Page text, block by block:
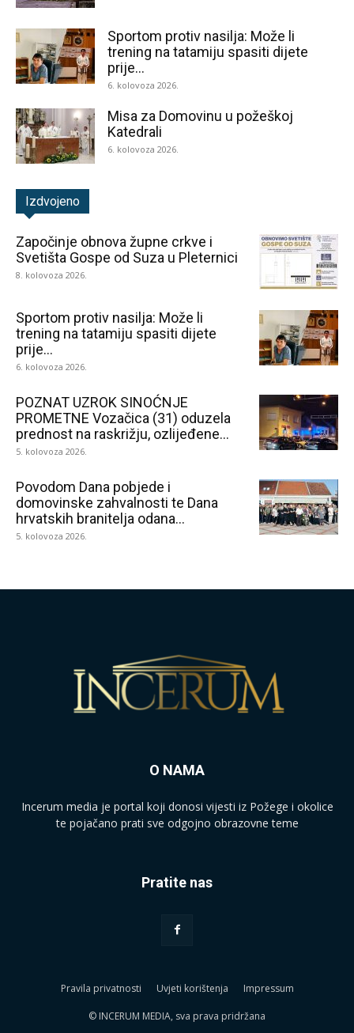
Sportom protiv nasilja: Može li
trening na tatamiju spasiti dijete
prije...
6. kolovoza 2026.
Misa za Domovinu u požeškoj
Katedrali
6. kolovoza 2026.
Izdvojeno
Započinje obnova župne crkve i
Svetišta Gospe od Suza u Pleternici
8. kolovoza 2026.
Sportom protiv nasilja: Može li
trening na tatamiju spasiti dijete
prije...
6. kolovoza 2026.
POZNAT UZROK SINOĆNJE
PROMETNE Vozačica (31) oduzela
prednost na raskrižju, ozlijeđene...
5. kolovoza 2026.
Povodom Dana pobjede i
domovinske zahvalnosti te Dana
hrvatskih branitelja odana...
5. kolovoza 2026.
O NAMA
Incerum media je portal koji donosi vijesti iz Požege i okolice
te pojačano prati sve odgojno obrazovne teme
Pratite nas
Pravila privatnosti Uvjeti korištenja Impressum
© INCERUM MEDIA, sva prava pridržana